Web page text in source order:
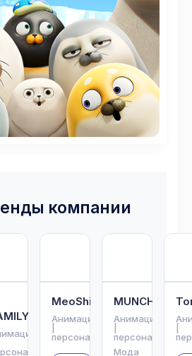
компании
MeoShin’Ke
Анимация
персонажи
MUNCH
Анимация
персонажи
Мода